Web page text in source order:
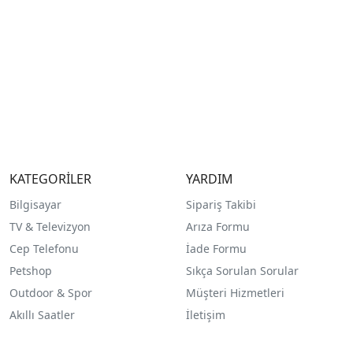
KATEGORİLER
Bilgisayar
TV & Televizyon
Cep Telefonu
Petshop
Outdoor & Spor
Akıllı Saatler
YARDIM
Sipariş Takibi
Arıza Formu
İade Formu
Sıkça Sorulan Sorular
Müşteri Hizmetleri
İletişim